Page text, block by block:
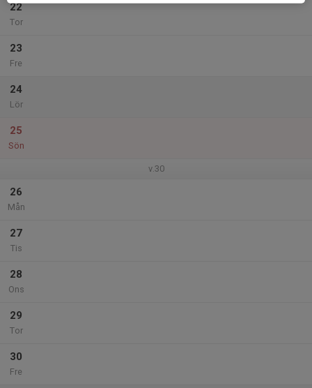
22
Tor
23
Fre
24
Lör
25
Sön
v.30
26
Mån
27
Tis
28
Ons
29
Tor
30
Fre